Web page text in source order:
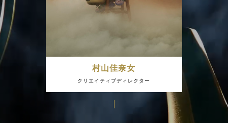
村山佳奈女
クリエイティブディレクター